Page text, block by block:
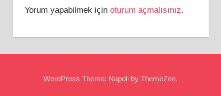
Yorum yapabilmek için oturum açmalısınız.
WordPress Theme: Napoli by ThemeZee.